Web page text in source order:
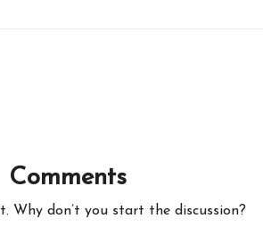
Comments
Why don’t you start the discussion?